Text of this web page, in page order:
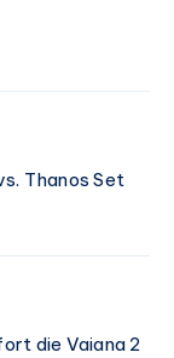
Thanos Set
die Vaiana 2